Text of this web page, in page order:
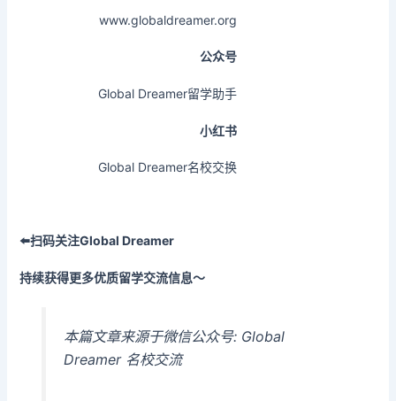
www.globaldreamer.org
公众号
Global Dreamer留学助手
小红书
Global Dreamer名校交换
⬅️扫码关注Global Dreamer
持续获得更多优质留学交流信息～
本篇文章来源于微信公众号: Global
Dreamer 名校交流